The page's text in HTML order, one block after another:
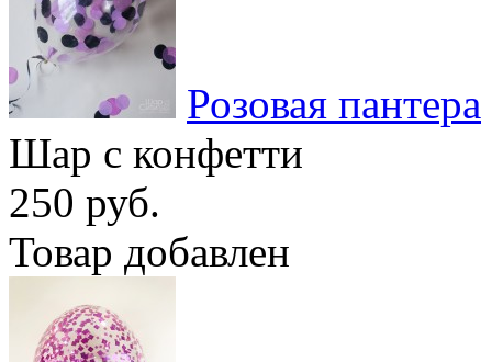
Розовая пантера
Шар с конфетти
250 руб.
Товар добавлен